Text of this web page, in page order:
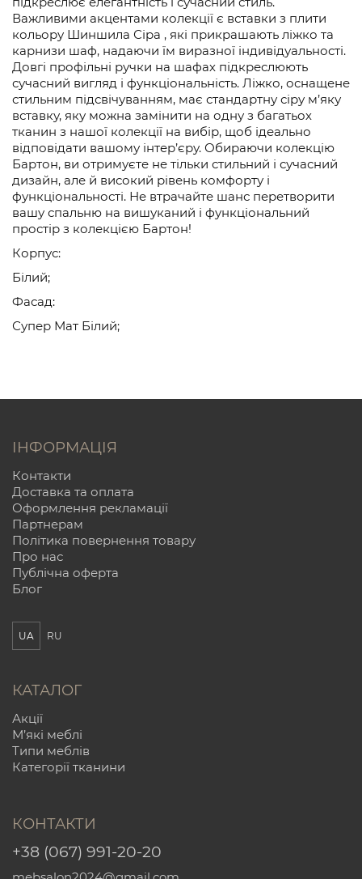
Важливими акцентами колекції є вставки з плити
кольору Шиншила Сіра , які прикрашають ліжко та
карнизи шаф, надаючи їм виразної індивідуальності.
Довгі профільні ручки на шафах підкреслюють
сучасний вигляд і функціональність. Ліжко, оснащене
стильним підсвічуванням, має стандартну сіру м’яку
вставку, яку можна замінити на одну з багатьох
тканин з нашої колекції на вибір, щоб ідеально
відповідати вашому інтер’єру. Обираючи колекцію
Бартон, ви отримуєте не тільки стильний і сучасний
дизайн, але й високий рівень комфорту і
функціональності. Не втрачайте шанс перетворити
вашу спальню на вишуканий і функціональний
простір з колекцією Бартон!
Корпус:
Білий;
Фасад:
Супер Мат Білий;
ІНФОРМАЦІЯ
Контакти
Доставка та оплата
Оформлення рекламації
Партнерам
Політика повернення товару
Про нас
Публічна оферта
Блог
UA RU
КАТАЛОГ
Акції
М’які меблі
Типи меблів
Категорії тканини
КОНТАКТИ
+38 (067) 991-20-20